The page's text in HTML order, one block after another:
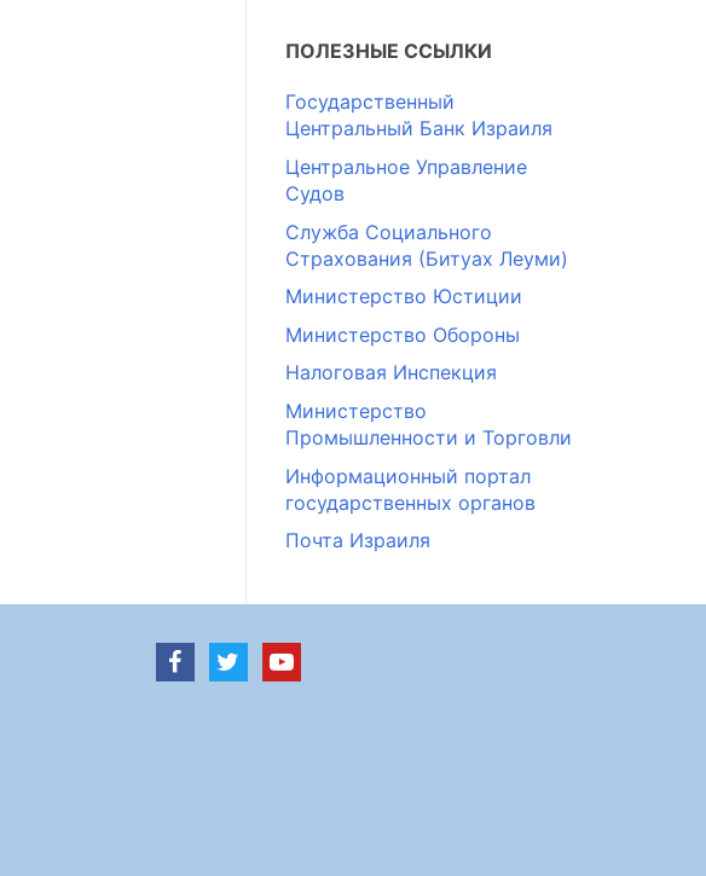
ПОЛЕЗНЫЕ ССЫЛКИ
Государственный
Центральный Банк Израиля
Центральное Управление
Судов
Служба Социального
Страхования (Битуах Леуми)
Министерство Юстиции
Министерство Обороны
Налоговая Инспекция
Министерство
Промышленности и Торговли
Информационный портал
государственных органов
Почта Израиля